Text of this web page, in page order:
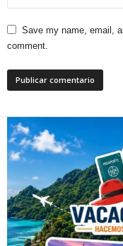
Save my name, email,
comment.